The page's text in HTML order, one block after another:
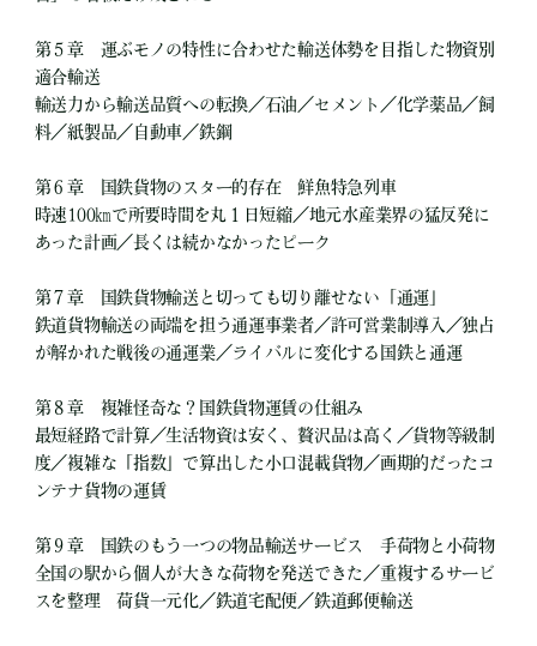
第５章 運ぶモノの特性に合わせた輸送体勢を目指した物資別
適合輸送
輸送力から輸送品質への転換／石油／セメント／化学薬品／飼
料／紙製品／自動車／鉄鋼
第６章 国鉄貨物のスター的存在 鮮魚特急列車
時速100㎞で所要時間を丸１日短縮／地元水産業界の猛反発に
あった計画／長くは続かなかったピーク
第７章 国鉄貨物輸送と切っても切り離せない「通運」
鉄道貨物輸送の両端を担う通運事業者／許可営業制導入／独占
が解かれた戦後の通運業／ライバルに変化する国鉄と通運
第８章 複雑怪奇な？国鉄貨物運賃の仕組み
最短経路で計算／生活物資は安く、贅沢品は高く／貨物等級制
度／複雑な「指数」で算出した小口混載貨物／画期的だったコ
ンテナ貨物の運賃
第９章 国鉄のもう一つの物品輸送サービス 手荷物と小荷物
全国の駅から個人が大きな荷物を発送できた／重複するサービ
スを整理 荷貨一元化／鉄道宅配便／鉄道郵便輸送